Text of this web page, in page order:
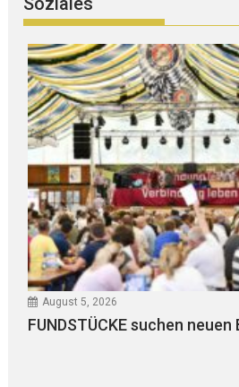
August 5, 2026
FUNDSTÜCKE suchen neuen